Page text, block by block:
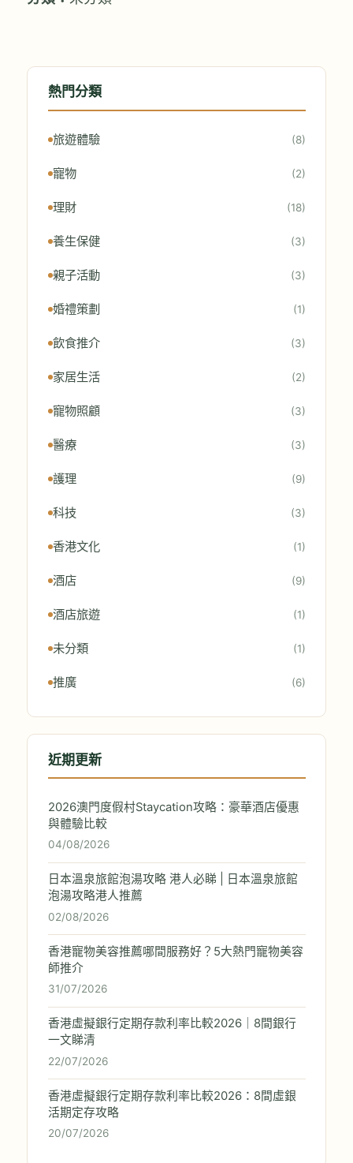
熱門分類
旅遊體驗 (8)
寵物 (2)
理財 (18)
養生保健 (3)
親子活動 (3)
婚禮策劃 (1)
飲食推介 (3)
家居生活 (2)
寵物照顧 (3)
醫療 (3)
護理 (9)
科技 (3)
香港文化 (1)
酒店 (9)
酒店旅遊 (1)
未分類 (1)
推廣 (6)
近期更新
2026澳門度假村Staycation攻略：豪華酒店優惠
與體驗比較
04/08/2026
日本溫泉旅館泡湯攻略 港人必睇 | 日本溫泉旅館
泡湯攻略港人推薦
02/08/2026
香港寵物美容推薦哪間服務好？5大熱門寵物美容
師推介
31/07/2026
香港虛擬銀行定期存款利率比較2026｜8間銀行
一文睇清
22/07/2026
香港虛擬銀行定期存款利率比較2026：8間虛銀
活期定存攻略
20/07/2026